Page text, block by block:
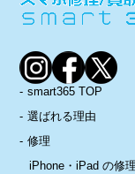
smart365 TOP
選ばれる理由
修理
iPhone・iPad の修理